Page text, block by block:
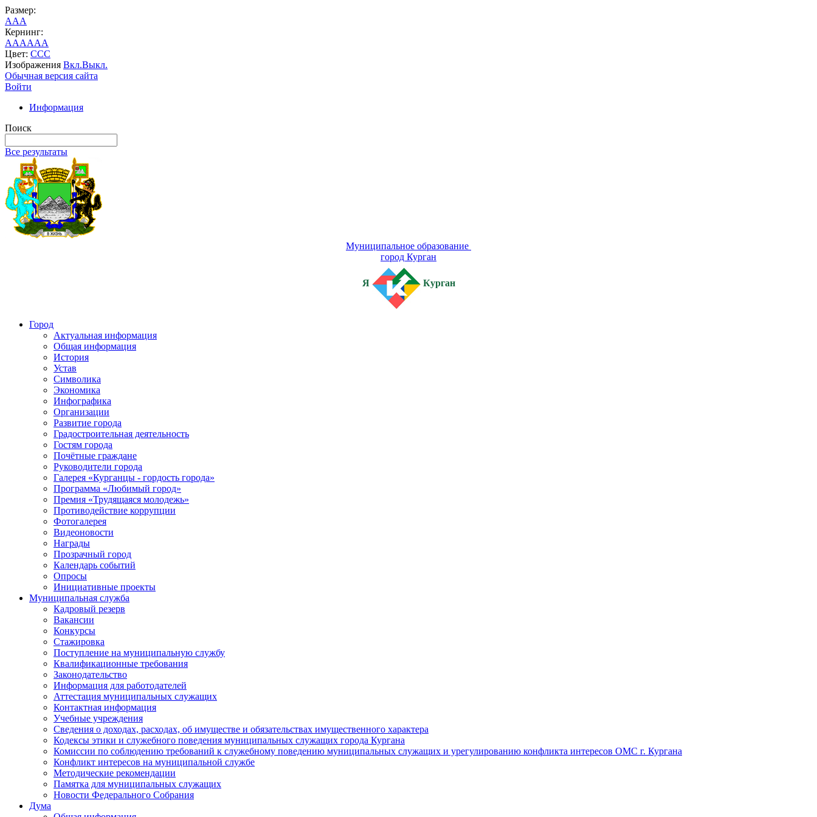
Размер:
AAA
Кернинг:
AAAAAA
Цвет: CCC
Изображения Вкл.Выкл.
Обычная версия сайта
Войти
Информация
Поиск
Все результаты
Муниципальное образование
город Курган
Я Курган
Город
Актуальная информация
Общая информация
История
Устав
Символика
Экономика
Инфографика
Организации
Развитие города
Градостроительная деятельность
Гостям города
Почётные граждане
Руководители города
Галерея «Курганцы - гордость города»
Программа «Любимый город»
Премия «Трудящаяся молодежь»
Противодействие коррупции
Фотогалерея
Видеоновости
Награды
Прозрачный город
Календарь событий
Опросы
Инициативные проекты
Муниципальная служба
Кадровый резерв
Вакансии
Конкурсы
Стажировка
Поступление на муниципальную службу
Квалификационные требования
Законодательство
Информация для работодателей
Аттестация муниципальных служащих
Контактная информация
Учебные учреждения
Сведения о доходах, расходах, об имуществе и обязательствах имущественного характера
Кодексы этики и служебного поведения муниципальных служащих города Кургана
Комиссии по соблюдению требований к служебному поведению муниципальных служащих и урегулированию конфликта интересов ОМС г. Кургана
Конфликт интересов на муниципальной службе
Методические рекомендации
Памятка для муниципальных служащих
Новости Федерального Cобрания
Дума